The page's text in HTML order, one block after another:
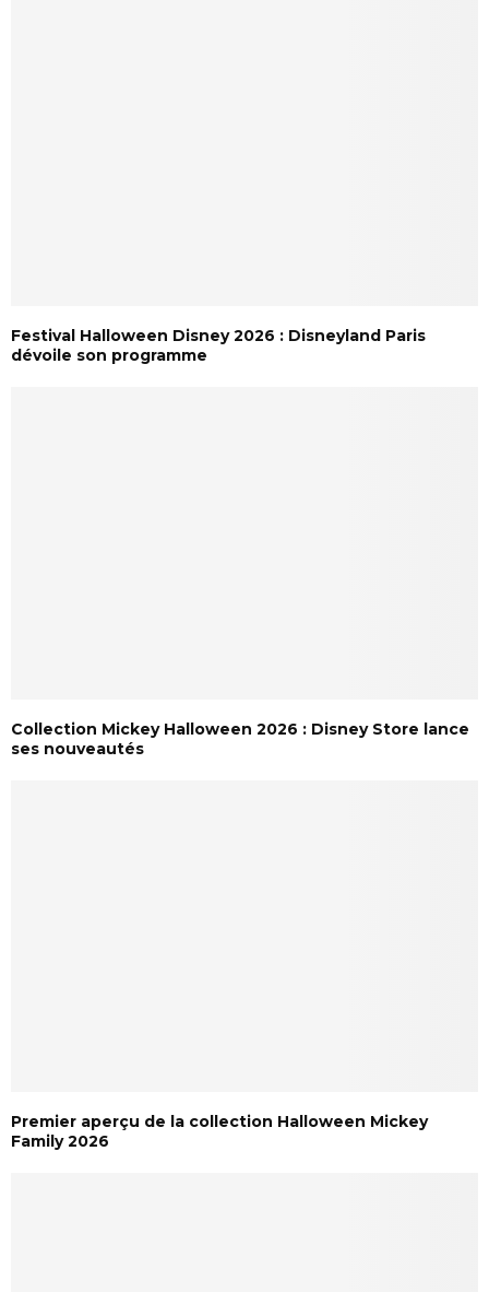
Festival Halloween Disney 2026 : Disneyland Paris
dévoile son programme
Collection Mickey Halloween 2026 : Disney Store lance
ses nouveautés
Premier aperçu de la collection Halloween Mickey
Family 2026